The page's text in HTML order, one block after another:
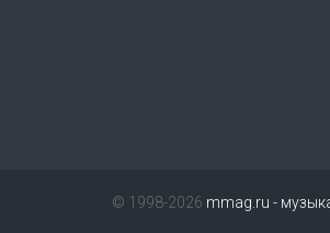
© 1998-2026 mmag.ru -